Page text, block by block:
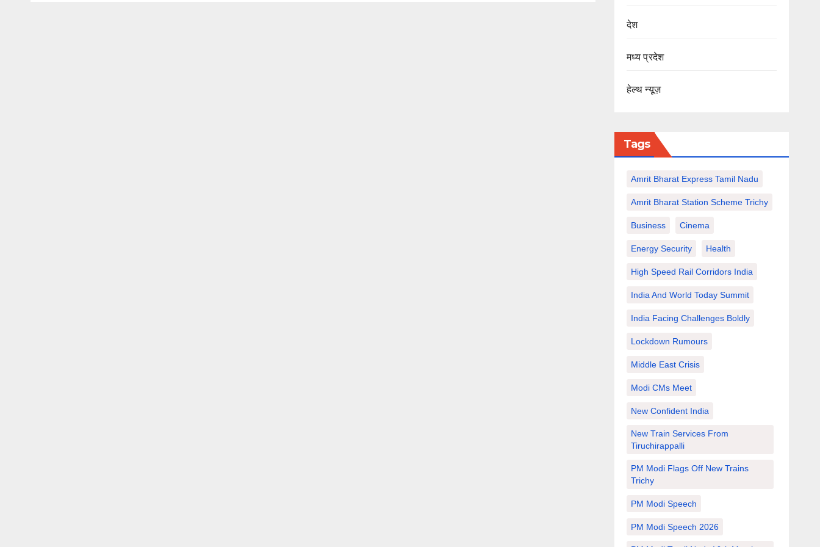
देश
मध्य प्रदेश
हेल्थ न्यूज़
Tags
Amrit Bharat Express Tamil Nadu
Amrit Bharat Station Scheme Trichy
Business Cinema
Energy Security Health
High Speed Rail Corridors India
India And World Today Summit
India Facing Challenges Boldly
Lockdown Rumours
Middle East Crisis
Modi CMs Meet
New Confident India
New Train Services From
Tiruchirappalli
PM Modi Flags Off New Trains
Trichy
PM Modi Speech
PM Modi Speech 2026